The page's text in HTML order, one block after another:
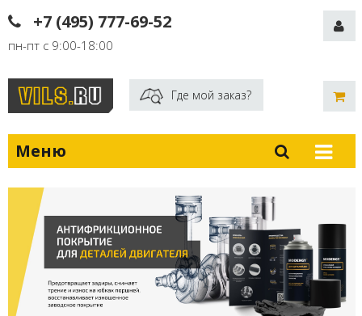
+7 (495) 777-69-52
пн-пт с 9:00-18:00
Где мой заказ?
Меню